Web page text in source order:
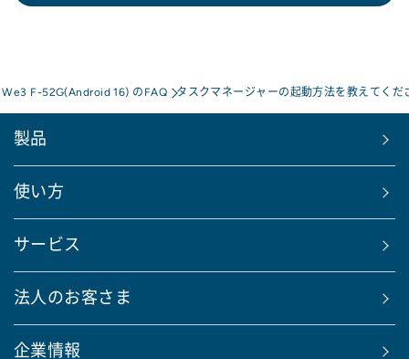
F-52G(Android 16) のFAQ タスクマネージャーの起動方法を教えてくだ
製品
使い方
サービス
法人のお客さま
企業情報